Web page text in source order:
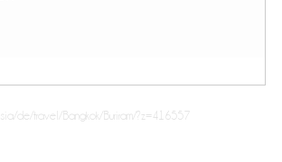
de/travel/Bangkok/Buriram/?z=416557